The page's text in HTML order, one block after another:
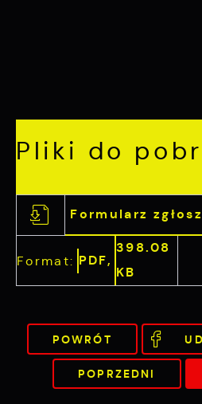
Pliki do
Formularz
Format: PDF,
398.08
KB
POWRÓT
POPRZEDNI